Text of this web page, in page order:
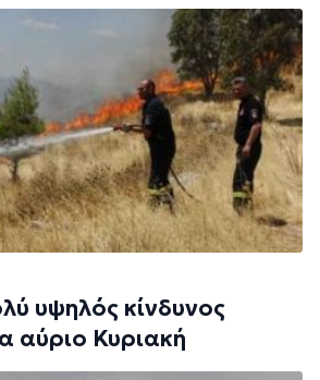
υψηλός κίνδυνος
αύριο Κυριακή